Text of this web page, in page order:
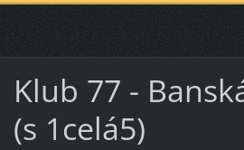
Klub 77 -
(s 1celá5)